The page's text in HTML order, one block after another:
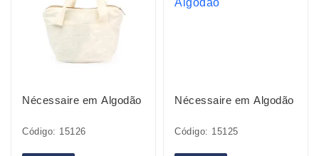
Nécessaire em Algodão
Código: 15126
Nécessaire em Algodão
Código: 15125